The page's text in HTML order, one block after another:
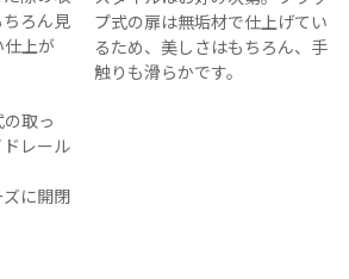
ろん見
上が
取っ
レール
に開閉
プ式の扉は無垢材で仕上げてい
るため、美しさはもちろん、手
触りも滑らかです。